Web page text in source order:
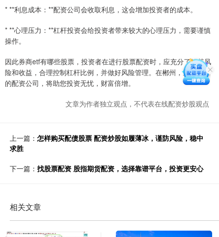
* **利息成本：**配资公司会收取利息，这会增加投资者的成本。
* **心理压力：**杠杆投资会给投资者带来较大的心理压力，需要谨慎
操作。
因此券商etf有哪些股票，投资者在进行股票配资时，应充分了解其风
险和收益，合理控制杠杆比例，并做好风险管理。在郴州，选择正规
的配资公司，将助您投资无忧，财富倍增。
文章为作者独立观点，不代表在线配资炒股观点
上一篇： 怎样购买配债股票 配资炒股如履薄冰，谨防风险，稳中
求胜
下一篇： 找股票配资 股指期货配资，选择靠谱平台，投资更安心
相关文章